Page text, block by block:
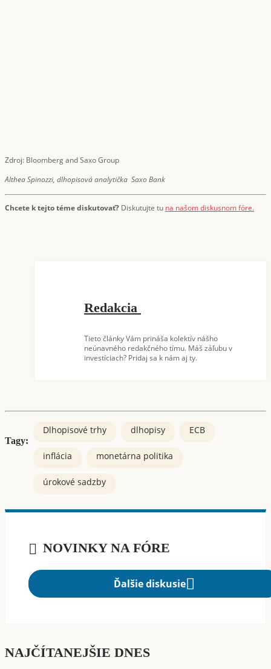
Zdroj: Bloomberg and Saxo Group
Althea Spinozzi, dlhopisová analytička Saxo Bank
Chcete k tejto téme diskutovať? Diskutujte tu na našom diskusnom fóre.
Redakcia
Tieto články Vám prináša kolektív nášho
neúnavného redakčného tímu. Máš záľubu v
investíciach? Pridaj sa k nám aj ty.
Tagy:
Dlhopisové trhy dlhopisy ECB
inflácia monetárna politika
úrokové sadzby
NOVINKY NA FÓRE
Ďalšie diskusie
NAJČÍTANEJŠIE DNES